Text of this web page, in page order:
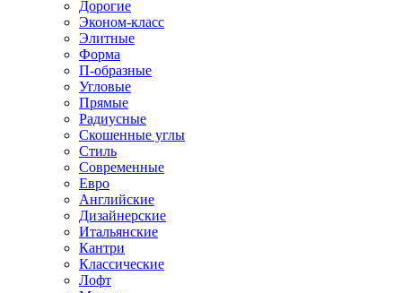
Дорогие
Эконом-класс
Элитные
Форма
П-образные
Угловые
Прямые
Радиусные
Скошенные углы
Стиль
Современные
Евро
Английские
Дизайнерские
Итальянские
Кантри
Классические
Лофт